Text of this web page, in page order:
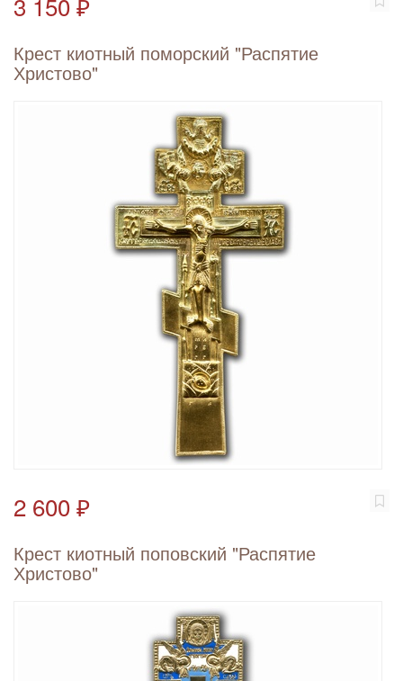
Крест киотный поморский "Распятие
Христово"
2 600 ₽
Крест киотный поповский "Распятие
Христово"